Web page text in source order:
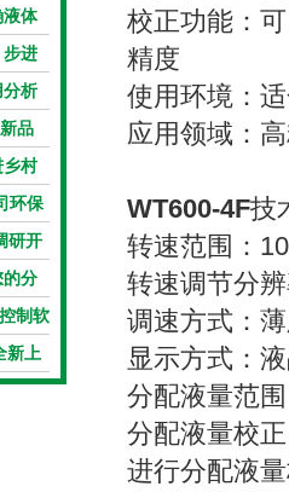
液体
步进
分析
品
乡村
环保
研开
的分
制软
即可
新上
校正功能：
精度
使用环境：
应用领域：
WT600-4F技
转速范围：
转速调节分
调速方式：
显示方式：
分配液量范
分配液量校
进行分配液